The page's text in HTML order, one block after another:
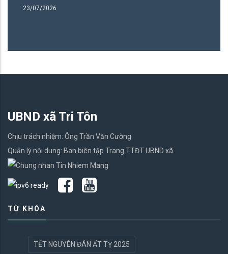
14/07/2026
UBND xã Tri Tôn
Chịu trách nhiệm: Ông Trần Văn Cường
Quản lý nội dung: Ban biên tập Trang TTĐT UBND xã
TỪ KHÓA
TẾT NGUYÊN ĐÁN ẤT TỴ 2025